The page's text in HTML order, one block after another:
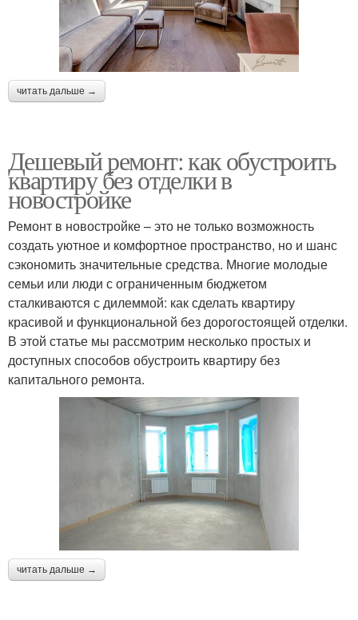
читать дальше →
Дешевый ремонт: как обустроить
квартиру без отделки в
новостройке
Ремонт в новостройке – это не только возможность
создать уютное и комфортное пространство, но и шанс
сэкономить значительные средства. Многие молодые
семьи или люди с ограниченным бюджетом
сталкиваются с дилеммой: как сделать квартиру
красивой и функциональной без дорогостоящей отделки.
В этой статье мы рассмотрим несколько простых и
доступных способов обустроить квартиру без
капитального ремонта.
читать дальше →